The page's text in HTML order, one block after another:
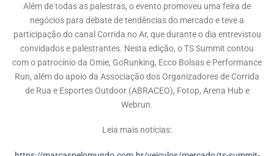
Além de todas as palestras, o evento promoveu uma feira de
negócios para debate de tendências do mercado e teve a
participação do canal Corrida no Ar, que durante o dia entrevistou
convidados e palestrantes. Nesta edição, o TS Summit contou
com o patrocínio da Omie, GoRunking, Ecco Bolsas e Performance
Run, além do apoio da Associação dos Organizadores de Corrida
de Rua e Esportes Outdoor (ABRACEO), Fotop, Arena Hub e
Webrun.
Leia mais notícias: